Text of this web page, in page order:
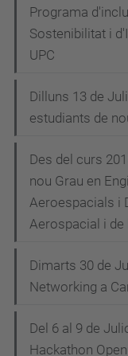
Programa
Sostenibilitat i
UPC
Dilluns 13 de
estudiants de
Des del curs
nou Grau en
Aeroespacials i
Aerospacial i
Dimarts 30 de
Networking a
Del 6 al 9 de
Hackathon